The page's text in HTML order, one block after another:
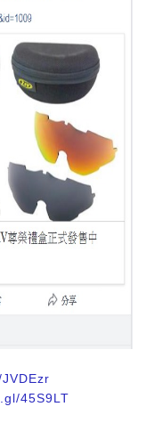
45S9LT